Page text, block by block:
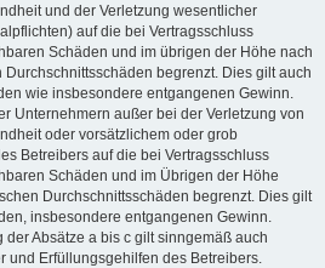
und der Verletzung wesentlicher
auf die bei Vertragsschluss
Schäden und im übrigen der Höhe nach
begrenzt. Dies gilt auch
wie insbesondere entgangenen Gewinn.
Unternehmern außer bei der Verletzung von
oder vorsätzlichem oder grob
Betreibers auf die bei Vertragsschluss
Schäden und im Übrigen der Höhe
Durchschnittsschäden begrenzt. Dies gilt
insbesondere entgangenen Gewinn.
Absätze a bis c gilt sinngemäß auch
und Erfüllungsgehilfen des Betreibers.